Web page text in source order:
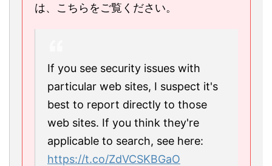
は、こちらをご覧ください。
If you see security issues with
particular web sites, I suspect it's
best to report directly to those
web sites. If you think they're
applicable to search, see here:
https://t.co/ZdVCSKBGaO